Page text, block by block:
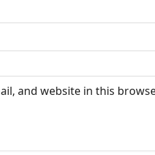
and website in this